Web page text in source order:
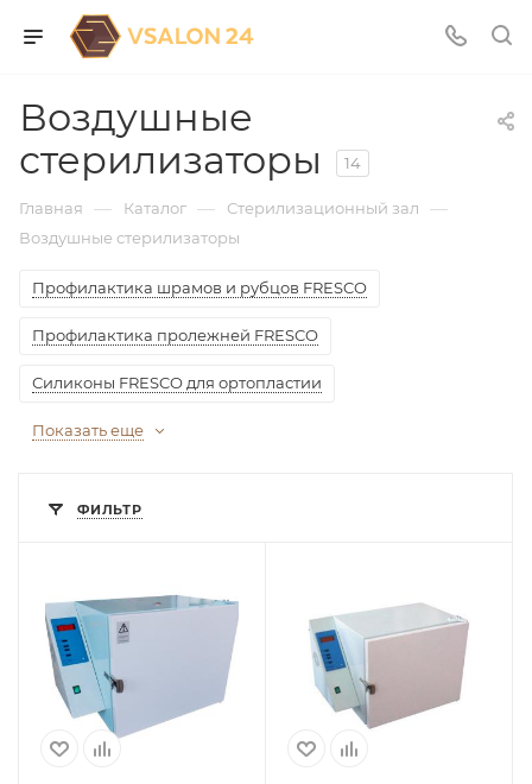
Воздушные
стерилизаторы
14
Главная — Каталог — Стерилизационный зал —
Воздушные стерилизаторы
Профилактика шрамов и рубцов FRESCO
Профилактика пролежней FRESCO
Силиконы FRESCO для ортопластии
Показать еще
ФИЛЬТР